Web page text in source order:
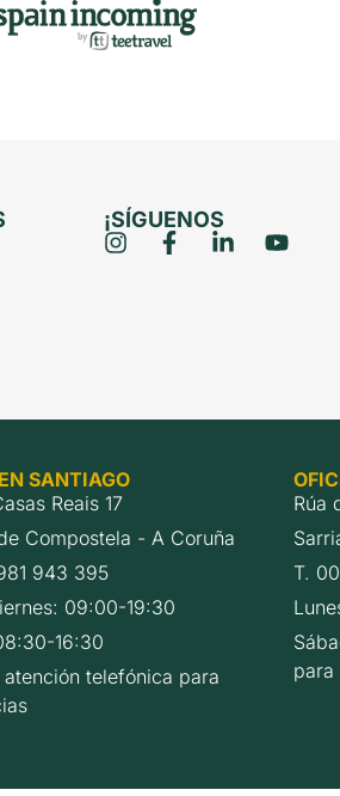
¡SÍGUENOS
SANTIAGO
Reais 17
Compostela - A Coruña
943 395
09:00-19:30
16:30
telefónica para
Rúa
T.
para